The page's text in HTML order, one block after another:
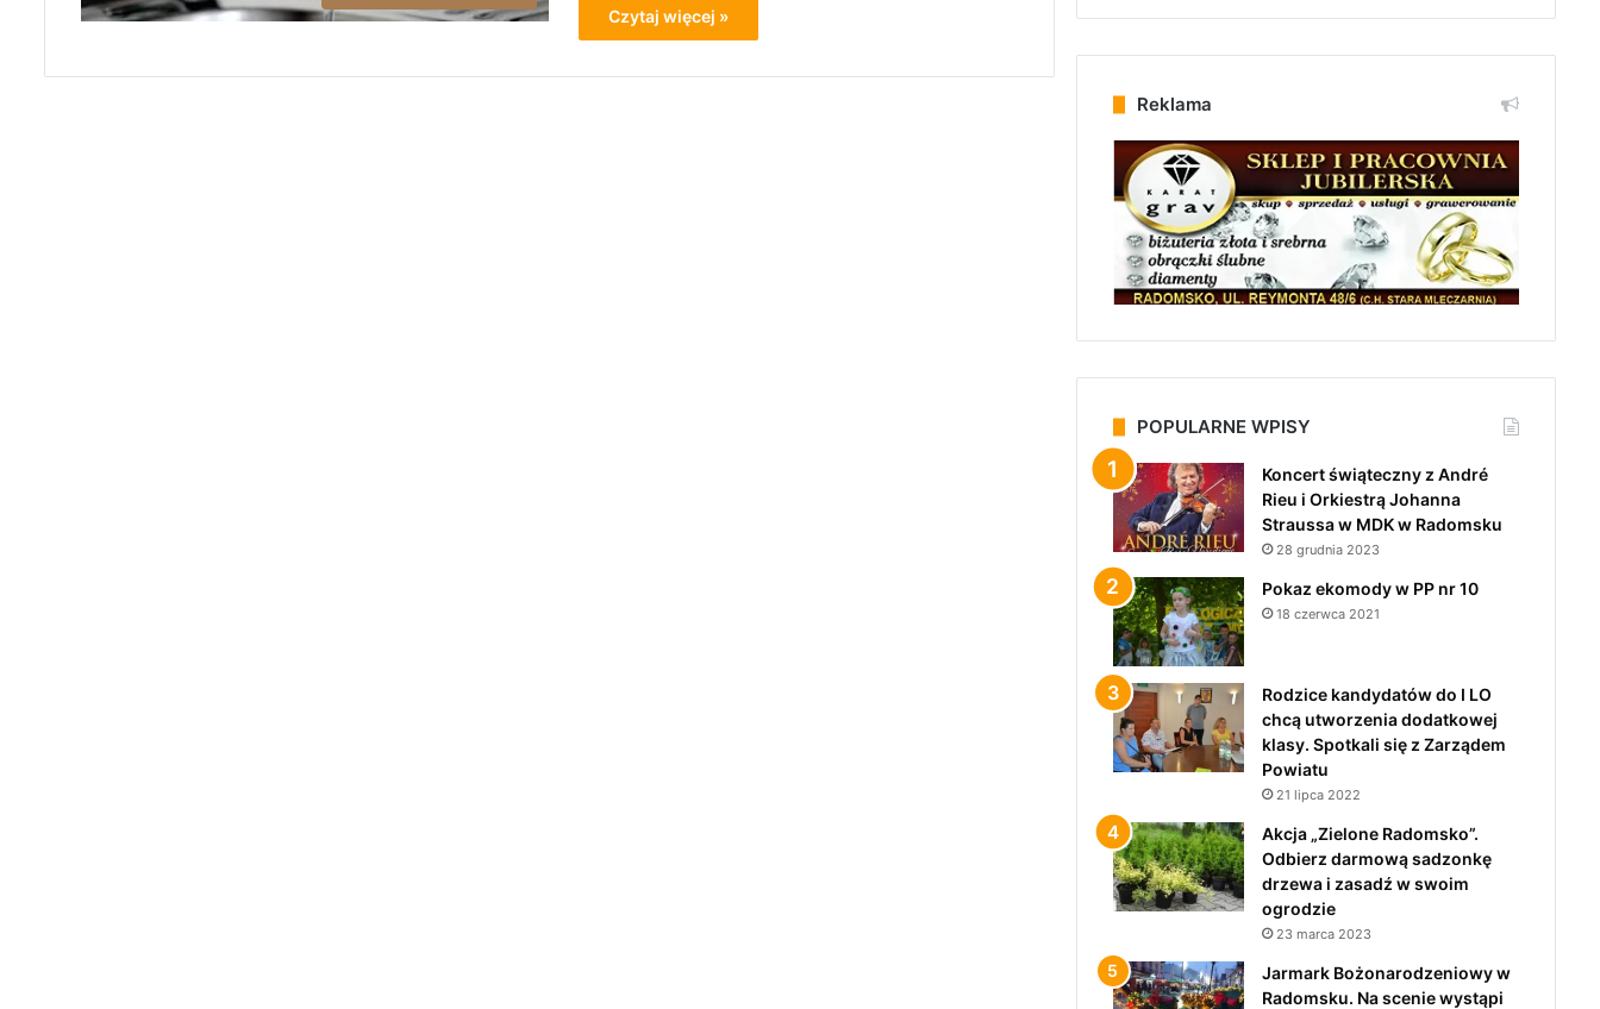
Czytaj więcej »
Reklama
POPULARNE WPISY
Koncert świąteczny z André
Rieu i Orkiestrą Johanna
Straussa w MDK w Radomsku
28 grudnia 2023
Pokaz ekomody w PP nr 10
18 czerwca 2021
Rodzice kandydatów do I LO
chcą utworzenia dodatkowej
klasy. Spotkali się z Zarządem
Powiatu
21 lipca 2022
Akcja „Zielone Radomsko”.
Odbierz darmową sadzonkę
drzewa i zasadź w swoim
ogrodzie
23 marca 2023
Jarmark Bożonarodzeniowy w
Radomsku. Na scenie wystąpi